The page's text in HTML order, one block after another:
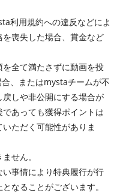
利用規約への違反などによ
喪失した場合、賞金など
を全て満たさずに動画を投
、またはmystaチームが不
しや非公開にする場合が
あっても獲得ポイントは
ただく可能性がありま
せん。
い事情により特典履行が行
なることがございます。